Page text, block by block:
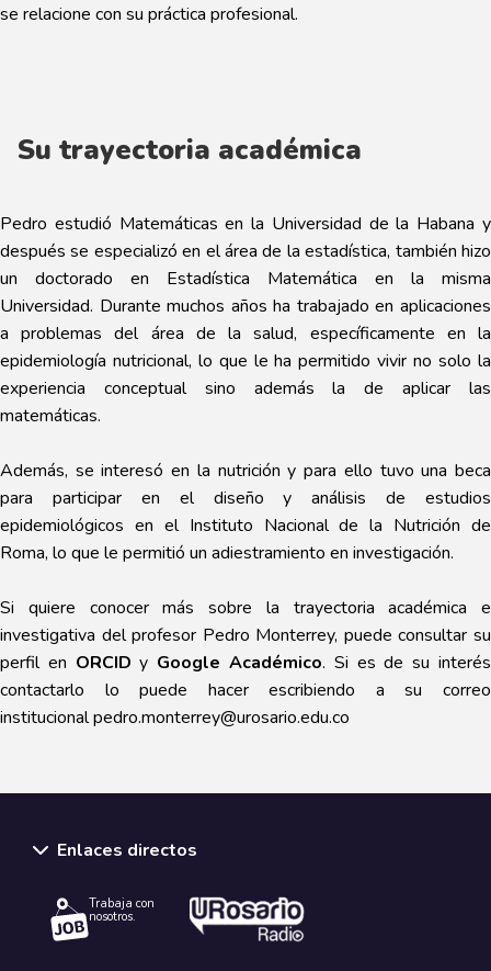
se relacione con su práctica profesional.
Su trayectoria académica
Pedro estudió Matemáticas en la Universidad de la Habana y
después se especializó en el área de la estadística, también hizo
un doctorado en Estadística Matemática en la misma
Universidad. Durante muchos años ha trabajado en aplicaciones
a problemas del área de la salud, específicamente en la
epidemiología nutricional, lo que le ha permitido vivir no solo la
experiencia conceptual sino además la de aplicar las
matemáticas.
Además, se interesó en la nutrición y para ello tuvo una beca
para participar en el diseño y análisis de estudios
epidemiológicos en el Instituto Nacional de la Nutrición de
Roma, lo que le permitió un adiestramiento en investigación.
Si quiere conocer más sobre la trayectoria académica e
investigativa del profesor Pedro Monterrey, puede consultar su
perfil en ORCID y Google Académico. Si es de su interés
contactarlo lo puede hacer escribiendo a su correo
institucionalpedro.monterrey@urosario.edu.co
Enlaces directos
Trabaja con
nosotros.